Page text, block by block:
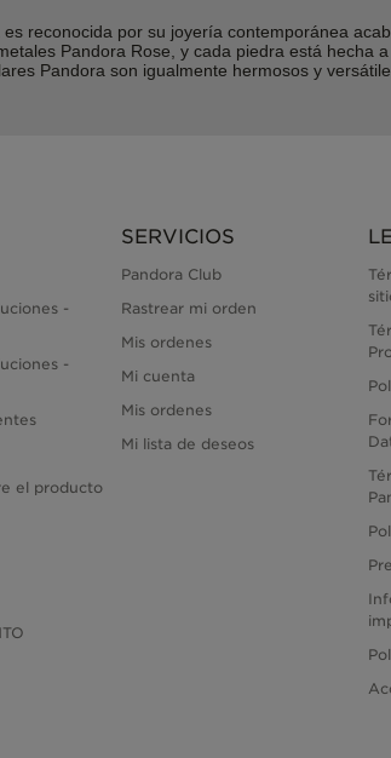
reconocida por su joyería contemporánea
Pandora Rose, y cada piedra está hecha
Pandora son igualmente hermosos y
-
-
el producto
SERVICIOS
Pandora Club
Rastrear mi orden
Mis ordenes
Mi cuenta
Mis ordenes
Mi lista de deseos